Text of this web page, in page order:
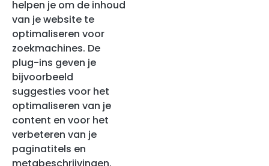
helpen je om de inhoud
van je website te
optimaliseren voor
zoekmachines. De
plug-ins geven je
bijvoorbeeld
suggesties voor het
optimaliseren van je
content en voor het
verbeteren van je
paginatitels en
metabeschrijvingen.